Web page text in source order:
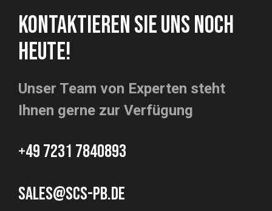
KONTAKTIEREN SIE UNS NOCH
HEUTE!
Unser Team von Experten steht
Ihnen gerne zur Verfügung
+49 7231 7840893
sales@scs-pb.de